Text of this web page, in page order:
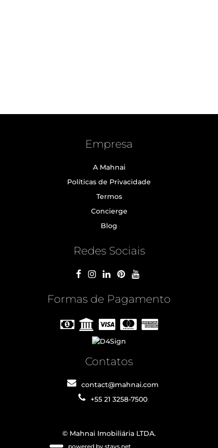
Empresa
A Mahnai
Políticas de Privacidade
Termos
Concierge
Blog
Redes Sociais
Formas de Pagamento
Contatos
contact@mahnai.com
+55 21 3258-7500
© Mahnai Imobiliária LTDA.
powered by stays.net